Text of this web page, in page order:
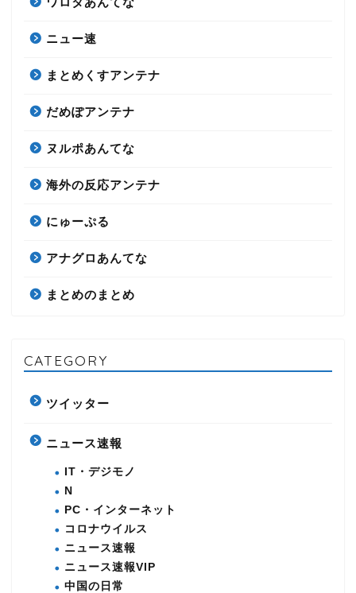
ニュー速
まとめくすアンテナ
だめぽアンテナ
ヌルポあんてな
海外の反応アンテナ
にゅーぷる
アナグロあんてな
まとめのまとめ
CATEGORY
ツイッター
ニュース速報
IT・デジモノ
N
PC・インターネット
コロナウイルス
ニュース速報
ニュース速報VIP
中国の日常